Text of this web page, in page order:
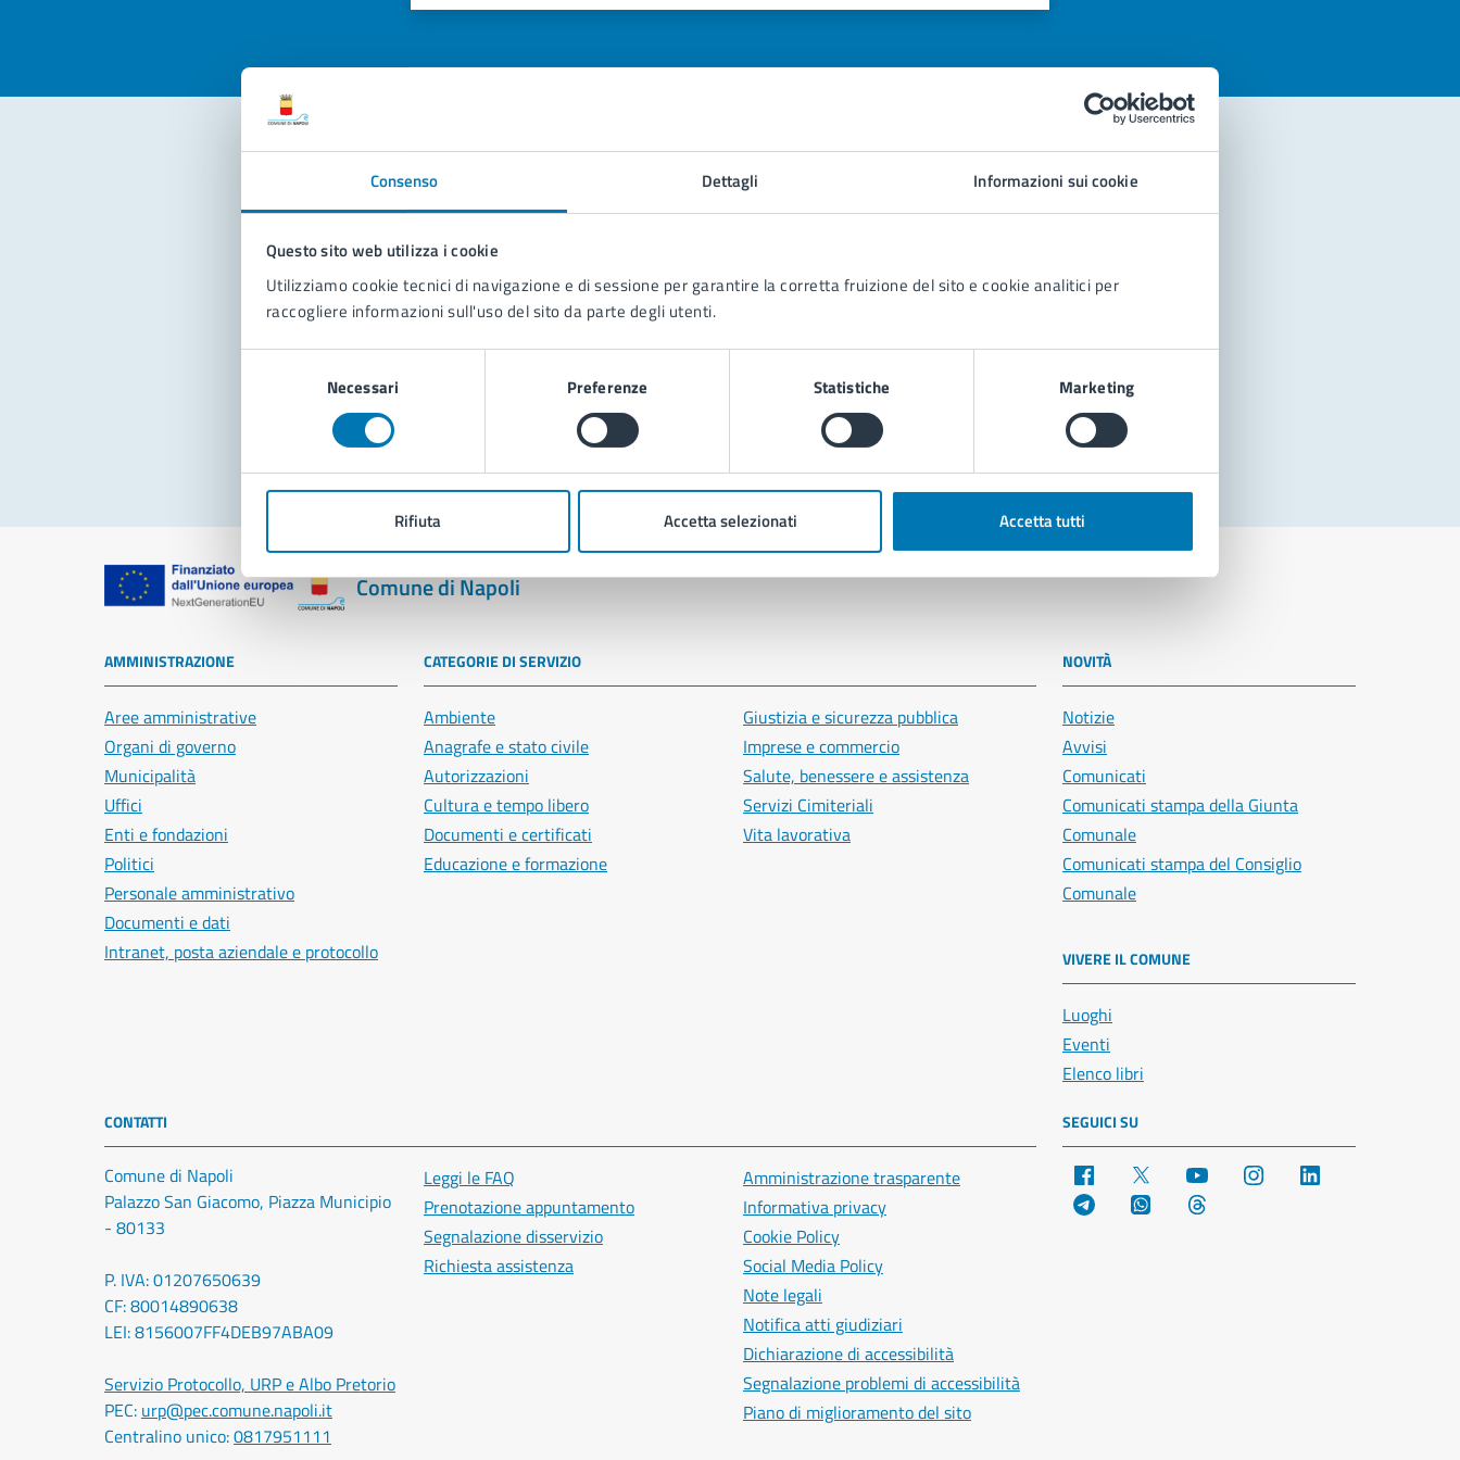
Consenso Dettagli Informazioni sui cookie
Questo sito web utilizza i cookie
Utilizziamo cookie tecnici di navigazione e di sessione per garantire la corretta fruizione del sito e cookie analitici per
raccogliere informazioni sull'uso del sito da parte degli utenti.
Necessari Preferenze Statistiche Marketing
Rifiuta Accetta selezionati Accetta tutti
Leggi le domande frequenti
Richiedi assistenza
Prenota appuntamento
Problemi in città
Segnala disservizio
Comune di Napoli
AMMINISTRAZIONE
Aree amministrative
Organi di governo
Municipalità
Uffici
Enti e fondazioni
Politici
Personale amministrativo
Documenti e dati
Intranet, posta aziendale e protocollo
CATEGORIE DI SERVIZIO
Ambiente
Anagrafe e stato civile
Autorizzazioni
Cultura e tempo libero
Documenti e certificati
Educazione e formazione
Giustizia e sicurezza pubblica
Imprese e commercio
Salute, benessere e assistenza
Servizi Cimiteriali
Vita lavorativa
NOVITÀ
Notizie
Avvisi
Comunicati
Comunicati stampa della Giunta
Comunale
Comunicati stampa del Consiglio
Comunale
VIVERE IL COMUNE
Luoghi
Eventi
Elenco libri
CONTATTI
Comune di Napoli
Palazzo San Giacomo, Piazza Municipio
- 80133
P. IVA: 01207650639
CF: 80014890638
LEI: 8156007FF4DEB97ABA09
Servizio Protocollo, URP e Albo Pretorio
PEC: urp@pec.comune.napoli.it
Centralino unico:0817951111
Leggi le FAQ
Prenotazione appuntamento
Segnalazione disservizio
Richiesta assistenza
Amministrazione trasparente
Informativa privacy
Cookie Policy
Social Media Policy
Note legali
Notifica atti giudiziari
Dichiarazione di accessibilità
Segnalazione problemi di accessibilità
Piano di miglioramento del sito
SEGUICI SU
Facebook YouTube Instagram
Telegram WhatsApp